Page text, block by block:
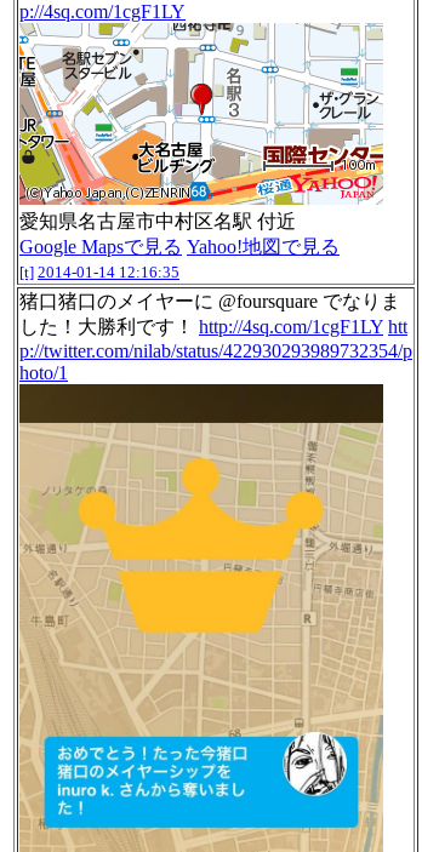
p://4sq.com/1cgF1LY
愛知県名古屋市中村区名駅 付近
Google Mapsで見る Yahoo!地図で見る
[t] 2014-01-14 12:16:35
猪口猪口のメイヤーに @foursquare でなりま
した！大勝利です！ http://4sq.com/1cgF1LY htt
p://twitter.com/nilab/status/422930293989732354/p
hoto/1